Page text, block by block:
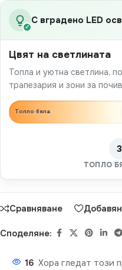
✓
С вградено LED
Цвят на светлината
Топла и уютна светлина,
трапезария и зони за
Топло бяла
ТОПЛО
Сравняване
Споделяне:
16 Хора гледат този